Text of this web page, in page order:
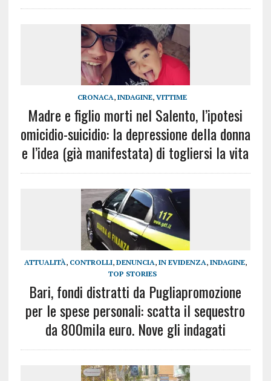
CRONACA,INDAGINE,VITTIME
Madre e figlio morti nel Salento, l’ipotesi
omicidio-suicidio: la depressione della donna
e l’idea (già manifestata) di togliersi la vita
ATTUALITÀ, CONTROLLI, DENUNCIA, IN EVIDENZA, INDAGINE,
TOP STORIES
Bari, fondi distratti da Pugliapromozione
per le spese personali: scatta il sequestro
da 800mila euro. Nove gli indagati